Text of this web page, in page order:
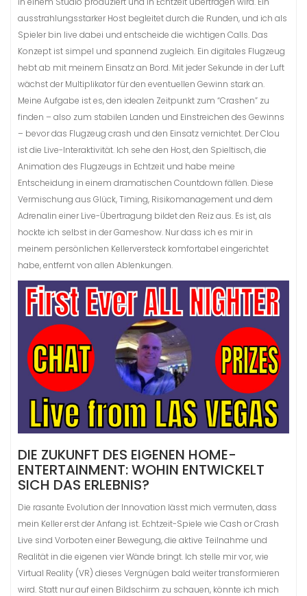
ausstrahlungsstarker Host begleitet durch die Runden, und ich als
Spieler bin live dabei und entscheide die wichtigen Calls. Das
Konzept ist simpel und spannend zugleich. Ein digitales Flugzeug
hebt ab mit meinem Einsatz an Bord. Mit jeder Sekunde in der Luft
wächst der Multiplikator für den eventuellen Gewinn stark an.
Meine Aufgabe ist es, den idealen Zeitpunkt zum “Crashen” zu
finden – also zum stabilen Landen und Einstreichen des Gewinns
– bevor das Flugzeug crash und den Einsatz vernichtet. Der Clou
ist die Live-Interaktivität. Ich sehe den Host, den Spieltisch, die
Animation des Flugzeugs in Echtzeit und habe meine
Entscheidung in einem dramatischen Countdown fällen. Diese
Vermischung aus Glück, Timing, Risikomanagement und dem
Adrenalin einer Live-Übertragung bildet den Reiz aus. Es ist, als
hockte ich selbst in der Gameshow. Nur dass ich es mir in
meinem persönlichen Kellerversteck komfortabel eingerichtet
habe, entfernt von allen Ablenkungen.
DIE ZUKUNFT DES EIGENEN HOME-
ENTERTAINMENT: WOHIN ENTWICKELT
SICH DAS ERLEBNIS?
Die rasante Evolution der Innovation lässt mich vermuten, dass
mein Keller erst der Anfang ist. Echtzeit-Spiele wie Cash or Crash
Live sind Vorboten einer Bewegung, die aktive Teilnahme und
Realität in die eigenen vier Wände bringt. Ich stelle mir vor, wie
Virtual Reality (VR) dieses Vergnügen bald weiter transformieren
wird. Statt nur auf einen Bildschirm zu schauen, könnte ich mich